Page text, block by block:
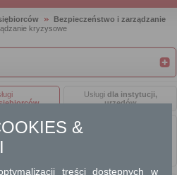
Bezpieczeństwo i zarządzanie
kryzysowe
Usługi dla instytucji,
urzędów
PUBLICZNE
&
treści dostępnych w